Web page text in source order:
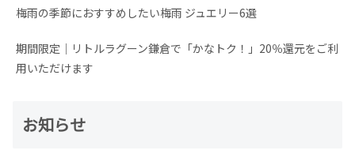
梅雨の季節におすすめしたい梅雨 ジュエリー6選
期間限定│リトルラグーン鎌倉で「かなトク！」20％還元をご利
用いただけます
お知らせ